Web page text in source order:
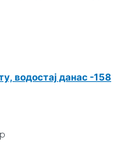
водостај данас -158